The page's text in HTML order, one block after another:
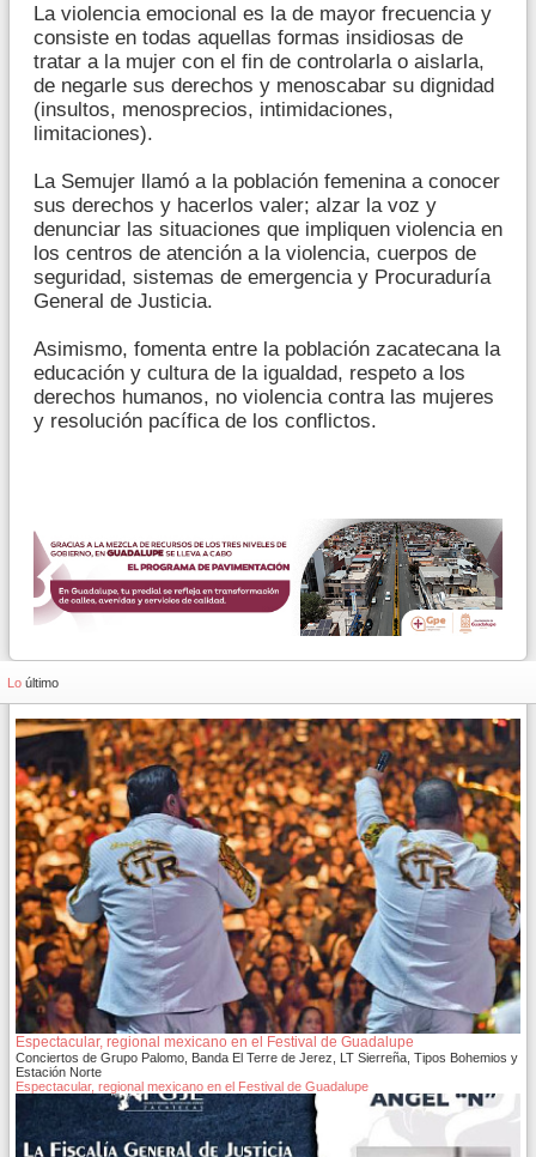
La violencia emocional es la de mayor frecuencia y
consiste en todas aquellas formas insidiosas de
tratar a la mujer con el fin de controlarla o aislarla,
de negarle sus derechos y menoscabar su dignidad
(insultos, menosprecios, intimidaciones,
limitaciones).
La Semujer llamó a la población femenina a conocer
sus derechos y hacerlos valer; alzar la voz y
denunciar las situaciones que impliquen violencia en
los centros de atención a la violencia, cuerpos de
seguridad, sistemas de emergencia y Procuraduría
General de Justicia.
Asimismo, fomenta entre la población zacatecana la
educación y cultura de la igualdad, respeto a los
derechos humanos, no violencia contra las mujeres
y resolución pacífica de los conflictos.
Lo último
Espectacular, regional mexicano en el Festival de Guadalupe
Conciertos de Grupo Palomo, Banda El Terre de Jerez, LT Sierreña, Tipos Bohemios y
Estación Norte
Espectacular, regional mexicano en el Festival de Guadalupe